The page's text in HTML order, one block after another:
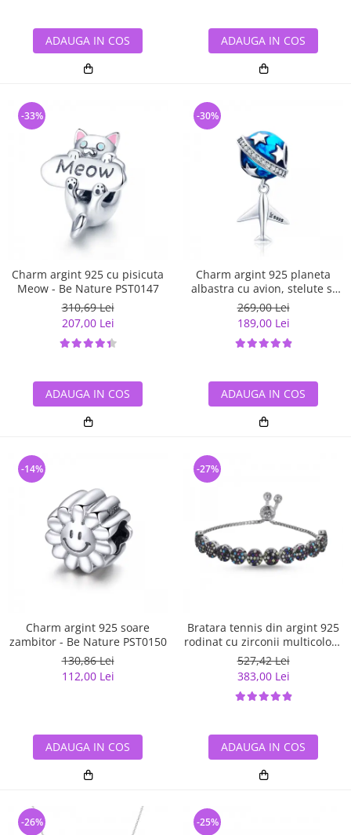
ADAUGA IN COS ADAUGA IN COS
Charm argint 925 cu pisicuta
Meow - Be Nature PST0147
310,69 Lei
207,00 Lei
-33%
ADAUGA IN COS
Charm argint 925 planeta
albastra cu avion, stelute si
zirconii albe PST0149
269,00 Lei
189,00 Lei
-30%
ADAUGA IN COS
Charm argint 925 soare
zambitor - Be Nature PST0150
130,86 Lei
112,00 Lei
-14%
ADAUGA IN COS
Bratara tennis din argint 925
rodinat cu zirconii multicolore
- Be Elegant BTU0108
527,42 Lei
383,00 Lei
-27%
ADAUGA IN COS
-26% -25%